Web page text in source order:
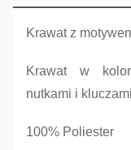
Krawat z
Krawat w
nutkami i
100% Poliester